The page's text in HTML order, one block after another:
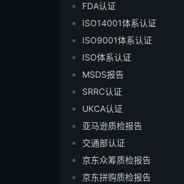
FDA认证
ISO14001体系认证
ISO9001体系认证
ISO体系认证
MSDS报告
SRRC认证
UKCA认证
亚马逊质检报告
交通部认证
京东众筹质检报告
京东拼购质检报告